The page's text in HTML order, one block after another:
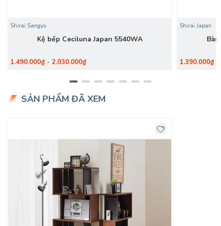
Shirai Sangyo
Kệ bếp Ceciluna Japan 5540WA
1.490.000₫ - 2.030.000₫
Shirai Japan
1.390.000₫
SẢN PHẨM ĐÃ XEM